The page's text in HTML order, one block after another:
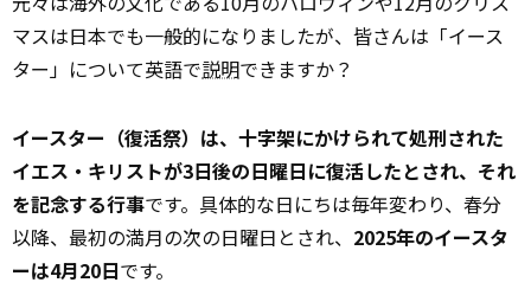
マスは日本でも一般的になりましたが、皆さんは「イース
ター」について英語で説明できますか？
イースター（復活祭）は、十字架にかけられて処刑された
イエス・キリストが3日後の日曜日に復活したとされ、それ
を記念する行事です。具体的な日にちは毎年変わり、春分
以降、最初の満月の次の日曜日とされ、 2025年のイースタ
ーは4月20日です。